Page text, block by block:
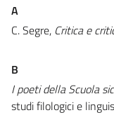
A
C. Segre, Critica e
B
I poeti della Scuola
studi filologici e